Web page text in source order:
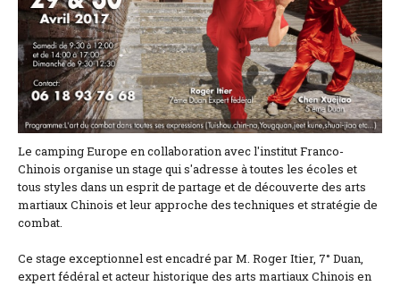
Noticias
Casa móvil y tarifas
Parcela y tarifas
Habitación por noche y precios
Le camping Europe en collaboration avec l'institut Franco-
Chinois organise un stage qui s'adresse à toutes les écoles et
tous styles dans un esprit de partage et de découverte des arts
martiaux Chinois et leur approche des techniques et stratégie de
combat.
Ce stage exceptionnel est encadré par M. Roger Itier, 7° Duan,
expert fédéral et acteur historique des arts martiaux Chinois en